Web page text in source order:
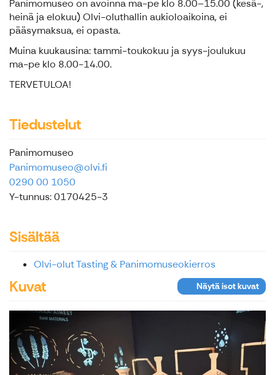
Panimomuseo on avoinna ma-pe klo 8.00–15.00 (kesä-,
heinä ja elokuu) Olvi-oluthallin aukioloaikoina, ei
pääsymaksua, ei opasta.
Muina kuukausina: tammi-toukokuu ja syys-joulukuu
ma-pe klo 8.00-14.00.
TERVETULOA!
Tiedustelut
Panimomuseo
Panimomuseo@olvi.fi
0290 00 1050
Y-tunnus: 0170425-3
Sisältää
Olvi-olut Tasting & Panimomuseokierros
Kuvat Näytä isot kuvat